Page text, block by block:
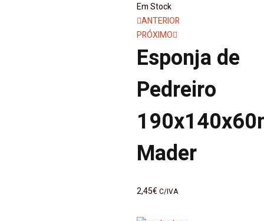
Em Stock
Navegação
de
artigos
ANTERIOR
PRÓXIMO
Esponja de
Pedreiro
Mader
2,45€ C/IVA